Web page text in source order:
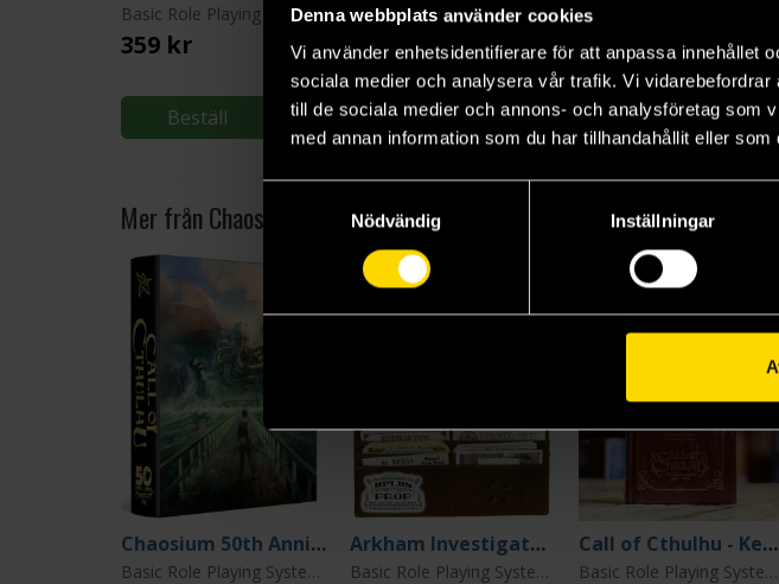
Denna webbplats använder cookies
Vi använder enhetsidentifierare för att anpassa innehållet
sociala medier och analysera vår trafik. Vi
till de sociala medier och annons- och analysföretag som
med annan information som du har tillhandahållit eller
Nödvändig
Inställningar
Basic Role Playing System: Call of Cthulhu
359 kr
Beställ
PbtA - Powered by the Apocalypse
559 kr
Beställ
329 kr
Beställ
Mer från Chaosium
Chaosium 50th Anniversary Slipcase Set
Basic Role Playing System: Call of Cthulhu
Arkham Investigator's Wallet Prop Set
Basic Role Playing System: Call of Cthulhu
Call of Cthulhu - Keeper Tips
Basic Role Playing System: Call of Cthulhu